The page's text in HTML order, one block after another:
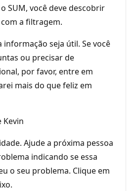
SUM, você deve descobrir
a filtragem.
informação seja útil. Se você
ou precisar de
por favor, entre em
mais do que feliz em
Kevin
Ajude a próxima pessoa
indicando se essa
o seu problema. Clique em